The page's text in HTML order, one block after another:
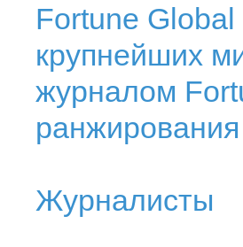
Fortune
крупнейших
журналом
Журналисты